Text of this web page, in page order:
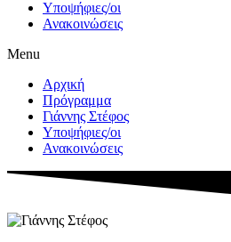
Υποψήφιες/οι
Ανακοινώσεις
Menu
Αρχική
Πρόγραμμα
Γιάννης Στέφος
Υποψήφιες/οι
Ανακοινώσεις